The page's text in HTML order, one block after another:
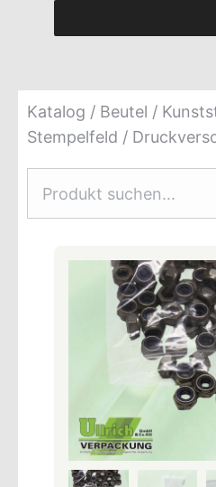
Katalog / Beutel /
Stempelfeld /